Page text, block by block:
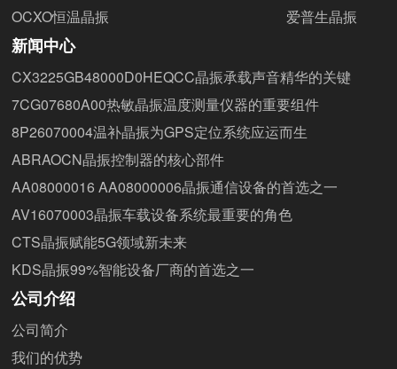
OCXO恒温晶振
爱普生晶振
新闻中心
CX3225GB48000D0HEQCC晶振承载声音精华的关键
7CG07680A00热敏晶振温度测量仪器的重要组件
8P26070004温补晶振为GPS定位系统应运而生
ABRAOCN晶振控制器的核心部件
AA08000016 AA08000006晶振通信设备的首选之一
AV16070003晶振车载设备系统最重要的角色
CTS晶振赋能5G领域新未来
KDS晶振99%智能设备厂商的首选之一
公司介绍
公司简介
我们的优势